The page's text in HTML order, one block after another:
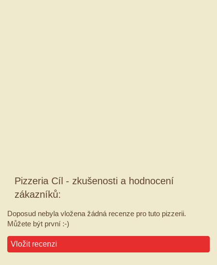
Pizzeria Cíl - zkušenosti a hodnocení
zákazníků:
Doposud nebyla vložena žádná recenze pro tuto pizzerii.
Můžete být první :-)
Vložit recenzi